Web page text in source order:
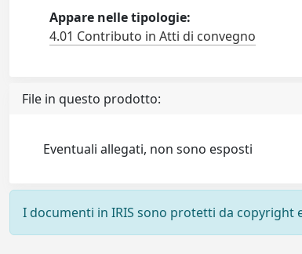
Appare nelle tipologie:
4.01 Contributo in Atti di convegno
File in questo prodotto:
Eventuali allegati, non sono esposti
I documenti in IRIS sono protetti da